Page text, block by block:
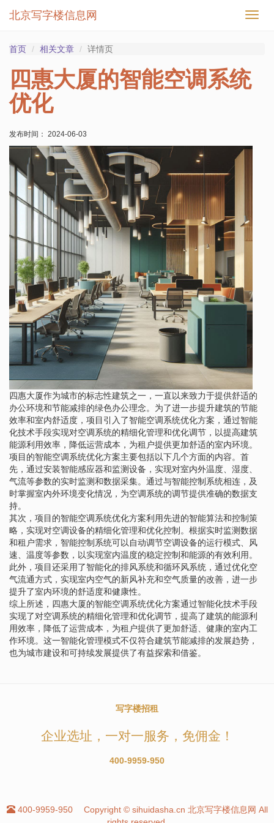
切
北京写字楼信息网
首页 相关文章 详情页
四惠大厦的智能空调系统
优化
发布时间： 2024-06-03
四惠大厦作为城市的标志性建筑之一，一直以来致力于提供舒适的
办公环境和节能减排的绿色办公理念。为了进一步提升建筑的节能
效率和室内舒适度，项目引入了智能空调系统优化方案，通过智能
化技术手段实现对空调系统的精细化管理和优化调节，以提高建筑
能源利用效率，降低运营成本，为租户提供更加舒适的室内环境。
项目的智能空调系统优化方案主要包括以下几个方面的内容。首
先，通过安装智能感应器和监测设备，实现对室内外温度、湿度、
气流等参数的实时监测和数据采集。通过与智能控制系统相连，及
时掌握室内外环境变化情况，为空调系统的调节提供准确的数据支
持。
其次，项目的智能空调系统优化方案利用先进的智能算法和控制策
略，实现对空调设备的精细化管理和优化控制。根据实时监测数据
和租户需求，智能控制系统可以自动调节空调设备的运行模式、风
速、温度等参数，以实现室内温度的稳定控制和能源的有效利用。
此外，项目还采用了智能化的排风系统和循环风系统，通过优化空
气流通方式，实现室内空气的新风补充和空气质量的改善，进一步
提升了室内环境的舒适度和健康性。
综上所述，四惠大厦的智能空调系统优化方案通过智能化技术手段
实现了对空调系统的精细化管理和优化调节，提高了建筑的能源利
用效率，降低了运营成本，为租户提供了更加舒适、健康的室内工
作环境。这一智能化管理模式不仅符合建筑节能减排的发展趋势，
也为城市建设和可持续发展提供了有益探索和借鉴。
写字楼招租
企业选址，一对一服务，免佣金！
400-9959-950
400-9959-950
Copyright © sihuidasha.cn 北京写字楼信息网 All